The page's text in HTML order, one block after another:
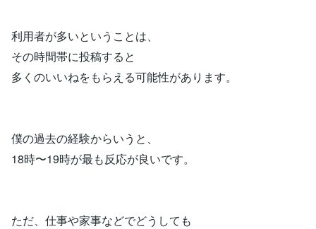
利用者が多いということは、
その時間帯に投稿すると
多くのいいねをもらえる可能性があります。
僕の過去の経験からいうと、
18時〜19時が最も反応が良いです。
ただ、仕事や家事などでどうしても